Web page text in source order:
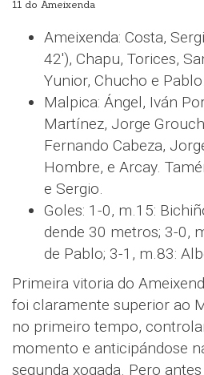
11 do Ameixenda
Ameixenda: Costa,
42'), Chapu, Torices,
Yunior, Chucho e Pablo.
Malpica: Ángel, Iván
Martínez, Jorge
Fernando Cabeza,
Hombre, e Arcay.
e Sergio.
Goles: 1-0, m.15:
dende 30 metros; 3-0,
de Pablo; 3-1, m.83:
Primeira vitoria do
foi claramente superior ao
no primeiro tempo,
momento e anticipándose
segunda xogada. Pero